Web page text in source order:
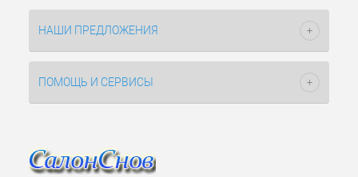
НАШИ ПРЕДЛОЖЕНИЯ
ПОМОЩЬ И СЕРВИСЫ